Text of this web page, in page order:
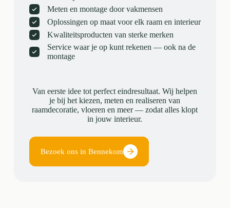
Meten en montage door vakmensen
Oplossingen op maat voor elk raam en interieur
Kwaliteitsproducten van sterke merken
Service waar je op kunt rekenen — ook na de
montage
Van eerste idee tot perfect eindresultaat. Wij helpen
je bij het kiezen, meten en realiseren van
raamdecoratie, vloeren en meer — zodat alles klopt
in jouw interieur.
Bezoek ons in Bennekom